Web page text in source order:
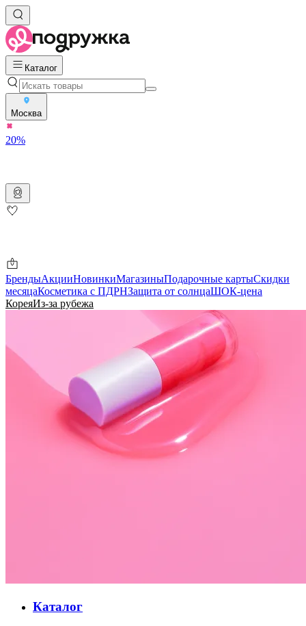
Каталог
Москва
20%
БрендыАкцииНовинкиМагазиныПодарочные картыСкидки
месяцаКосметика с ПДРНЗащита от солнцаШОК-цена
КореяИз-за рубежа
Каталог